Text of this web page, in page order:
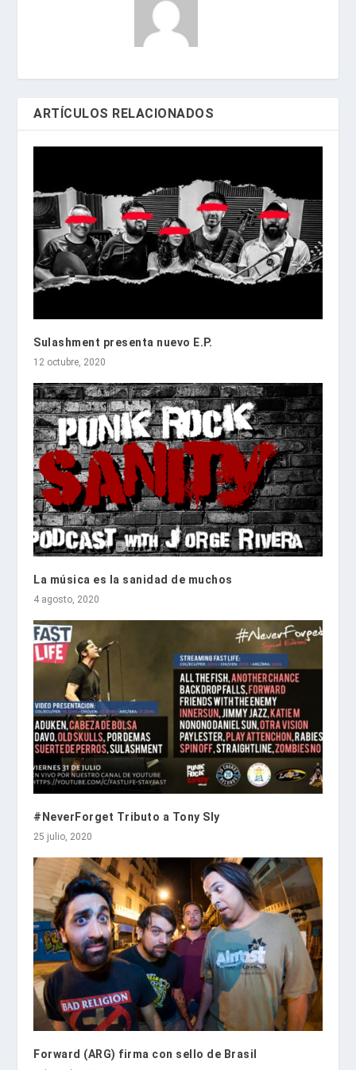
ARTÍCULOS RELACIONADOS
Sulashment presenta nuevo E.P.
12 octubre, 2020
La música es la sanidad de muchos
4 agosto, 2020
#NeverForget Tributo a Tony Sly
25 julio, 2020
Forward (ARG) firma con sello de Brasil